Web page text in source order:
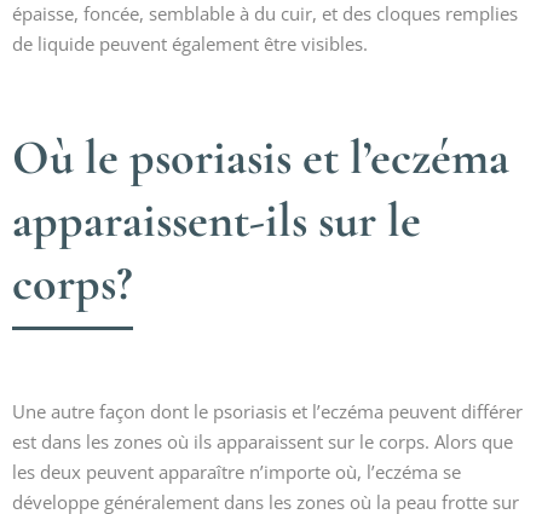
épaisse, foncée, semblable à du cuir, et des cloques remplies
de liquide peuvent également être visibles.
Où le psoriasis et l’eczéma
apparaissent-ils sur le
corps?
Une autre façon dont le psoriasis et l’eczéma peuvent différer
est dans les zones où ils apparaissent sur le corps. Alors que
les deux peuvent apparaître n’importe où, l’eczéma se
développe généralement dans les zones où la peau frotte sur